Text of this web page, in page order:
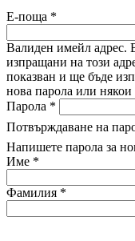
Е-поща *
Валиден имейл адрес.
изпращани на този
показван и ще бъде
нова парола или
Парола *
Потвърждаване на
Напишете парола за
Име *
Фамилия *